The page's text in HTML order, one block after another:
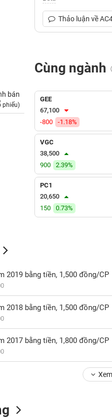
Thảo luận về
bán
phiếu)
Cùng ngành
GEE
67,100
-800
-1.18%
VGC
38,500
900
2.39%
PC1
20,650
150
0.73%
2019 bằng tiền, 1,500 đồng/CP
2018 bằng tiền, 1,500 đồng/CP
2017 bằng tiền, 1,800 đồng/CP